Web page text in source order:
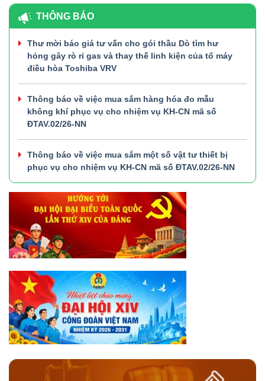
THÔNG BÁO
Thư mời báo giá tư vấn cho gói thầu Dò tìm hư
hỏng gây rò rỉ gas và thay thế linh kiện của tổ máy
điều hòa Toshiba VRV
Thông báo về việc mua sắm hàng hóa đo mẫu
không khí phục vụ cho nhiệm vụ KH-CN mã số
ĐTAV.02/26-NN
Thông báo về việc mua sắm một số vật tư thiết bị
phục vụ cho nhiệm vụ KH-CN mã số ĐTAV.02/26-NN